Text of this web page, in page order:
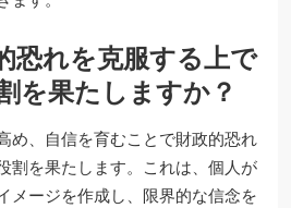
恐れを克服する上で
を果たしますか？
め、自信を育むことで財政的恐れ
割を果たします。これは、個人が
メージを作成し、限界的な信念を